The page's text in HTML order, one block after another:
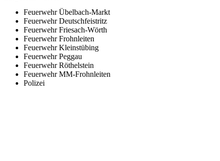
Feuerwehr Übelbach-Markt
Feuerwehr Deutschfeistritz
Feuerwehr Friesach-Wörth
Feuerwehr Frohnleiten
Feuerwehr Kleinstübing
Feuerwehr Peggau
Feuerwehr Röthelstein
Feuerwehr MM-Frohnleiten
Polizei